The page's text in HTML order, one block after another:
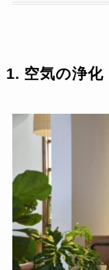
1. 空気の浄化